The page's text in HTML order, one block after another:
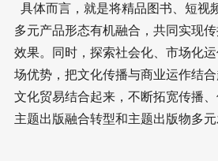
具体而言，就是将精品图书、短视
多元产品形态有机融合，共同实现
效果。同时，探索社会化、市场化
场优势，把文化传播与商业运作结
文化贸易结合起来，不断拓宽传播
主题出版融合转型和主题出版物多元